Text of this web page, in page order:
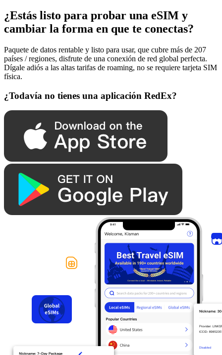
¿Estás listo para probar una eSIM y
cambiar la forma en que te conectas?
Paquete de datos rentable y listo para usar, que cubre más de 207
países / regiones, disfrute de una conexión de red global perfecta.
Dígale adiós a las altas tarifas de roaming, no se requiere tarjeta SIM
física.
¿Todavía no tienes una aplicación RedEx?